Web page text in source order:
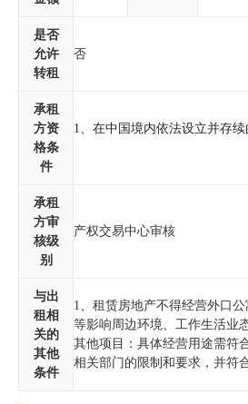
是否
允许
转租
否
承租
方资
格条
件
承租
方审
核级
别
产权交易中心审核
与出
租相
关的
其他
条件
1、租赁房地产不得经营外口
等影响周边环境、工作生活业
其他项目：具体经营用途需符
相关部门的限制和要求，并符